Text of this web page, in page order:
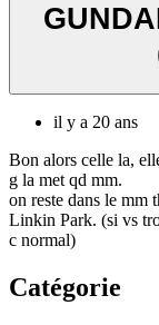
GUNDAM
il y a 20 ans
Bon alors celle la,
g la met qd mm.
on reste dans le mm
Linkin Park. (si vs
c normal)
Catégorie